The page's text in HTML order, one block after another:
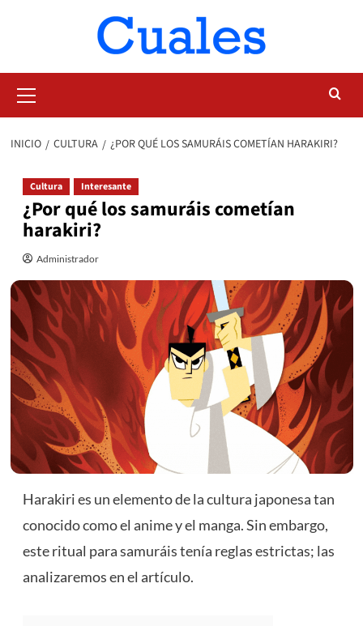
primario
INICIO CULTURA ¿POR QUÉ LOS SAMURÁIS COMETÍAN HARAKIRI?
Cultura Interesante
¿Por qué los samuráis cometían
harakiri?
Administrador
Harakiri es un elemento de la cultura japonesa tan
conocido como el anime y el manga. Sin embargo,
este ritual para samuráis tenía reglas estrictas; las
analizaremos en el artículo.